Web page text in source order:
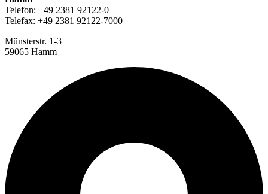
Telefon: +49 2381 92122-0
Telefax: +49 2381 92122-7000
Münsterstr. 1-3
59065 Hamm